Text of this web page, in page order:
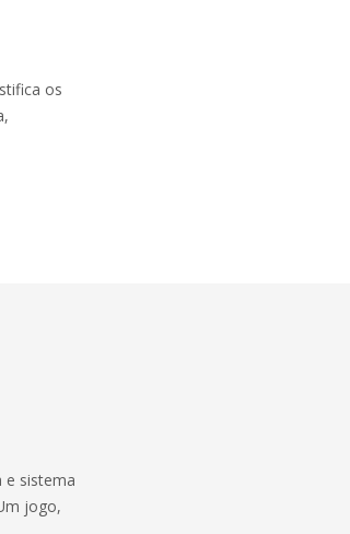
os
e sistema
jogo,